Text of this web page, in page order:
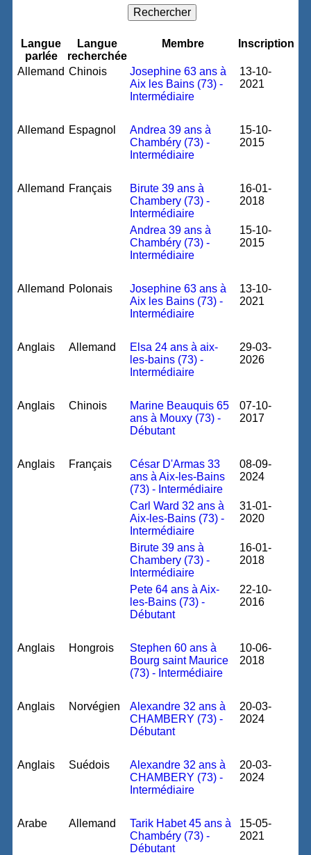
Langue
parlée
Langue
recherchée
Membre Inscription
Allemand Chinois
Josephine 63 ans à
Aix les Bains (73) -
Intermédiaire
13-10-
2021
Allemand Espagnol
Andrea 39 ans à
Chambéry (73) -
Intermédiaire
15-10-
2015
Allemand Français
Birute 39 ans à
Chambery (73) -
Intermédiaire
16-01-
2018
Andrea 39 ans à
Chambéry (73) -
Intermédiaire
15-10-
2015
Allemand Polonais
Josephine 63 ans à
Aix les Bains (73) -
Intermédiaire
13-10-
2021
Anglais Allemand
Elsa 24 ans à aix-
les-bains (73) -
Intermédiaire
29-03-
2026
Anglais Chinois
Marine Beauquis 65
ans à Mouxy (73) -
Débutant
07-10-
2017
Anglais Français
César D'Armas 33
ans à Aix-les-Bains
(73) - Intermédiaire
08-09-
2024
Carl Ward 32 ans à
Aix-les-Bains (73) -
Intermédiaire
31-01-
2020
Birute 39 ans à
Chambery (73) -
Intermédiaire
16-01-
2018
Pete 64 ans à Aix-
les-Bains (73) -
Débutant
22-10-
2016
Anglais Hongrois
Stephen 60 ans à
Bourg saint Maurice
(73) - Intermédiaire
10-06-
2018
Anglais Norvégien
Alexandre 32 ans à
CHAMBERY (73) -
Débutant
20-03-
2024
Anglais Suédois
Alexandre 32 ans à
CHAMBERY (73) -
Intermédiaire
20-03-
2024
Arabe Allemand
Tarik Habet 45 ans à
Chambéry (73) -
Débutant
15-05-
2021